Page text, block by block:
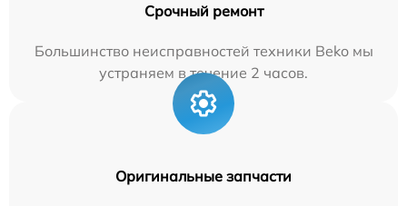
Срочный ремонт
Большинство неисправностей техники Beko мы
устраняем в течение 2 часов.
Оригинальные запчасти